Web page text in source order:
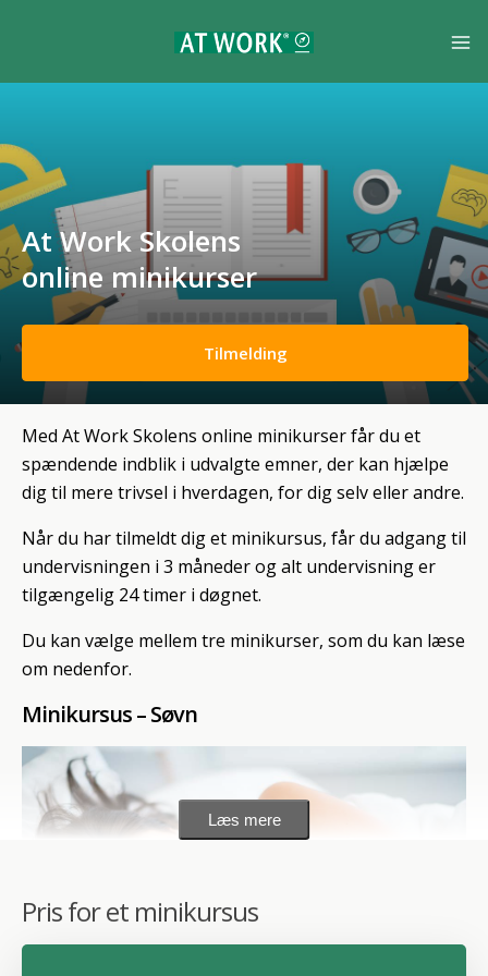
At Work Skolens
online minikurser
Tilmelding
Med At Work Skolens online minikurser får du et
spændende indblik i udvalgte emner, der kan hjælpe
dig til mere trivsel i hverdagen, for dig selv eller andre.
Når du har tilmeldt dig et minikursus, får du adgang til
undervisningen i 3 måneder og alt undervisning er
tilgængelig 24 timer i døgnet.
Du kan vælge mellem tre minikurser, som du kan læse
om nedenfor.
Minikursus – Søvn
Læs mere
Pris for et minikursus